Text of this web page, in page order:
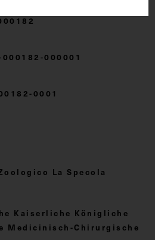
000182-000001
0001
La Specola
Kaiserliche Königliche
Medicinisch-Chirurgische